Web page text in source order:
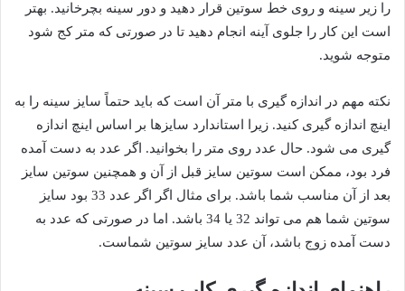
را زیر سینه و روی خط سوتین قرار دهید و دور سینه بچرخانید. بهتر
است این کار را جلوی آینه انجام دهید تا در صورتی که متر کج شود
متوجه شوید.
نکته مهم در اندازه گیری با متر آن است که باید حتماً سایز سینه را به
اینچ اندازه گیری کنید. زیرا استاندارد سایزها بر اساس اینچ اندازه
گیری می شود. حال عدد روی متر را بخوانید. اگر عدد به دست آمده
فرد بود، ممکن است سوتین سایز قبل از آن و همچنین سوتین سایز
بعد از آن مناسب شما باشد. برای مثال اگر اگر عدد 33 بود سایز
سوتین شما هم می تواند 32 یا 34 باشد. اما در صورتی که عدد به
دست آمده زوج باشد، آن عدد سایز سوتین شماست.